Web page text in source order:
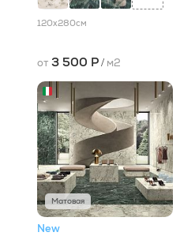
120x280см
от 3 500 Р/ м2
Матовая
New